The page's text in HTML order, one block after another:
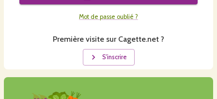
Mot de passe oublié ?
Première visite sur Cagette.net ?
S'inscrire